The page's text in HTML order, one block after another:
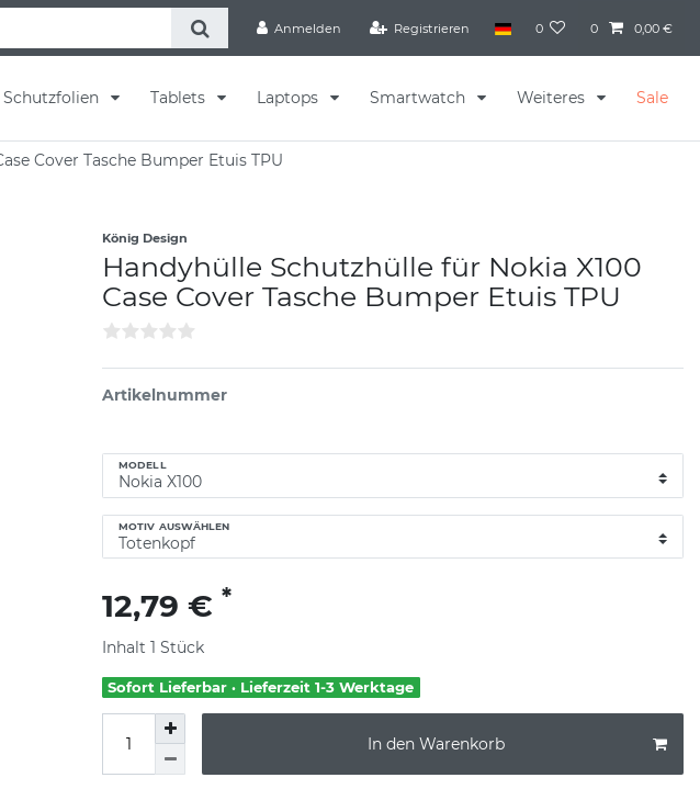
Anmelden Registrieren 0 0 0,00 €
Schutzfolien Tablets Laptops Smartwatch Weiteres Sale
Cover Tasche Bumper Etuis TPU
König Design
Handyhülle Schutzhülle für Nokia X100
Case Cover Tasche Bumper Etuis TPU
Artikelnummer
MODELL
MOTIV AUSWÄHLEN
12,79 € *
Inhalt 1 Stück
Sofort Lieferbar · Lieferzeit 1-3 Werktage
In den Warenkorb